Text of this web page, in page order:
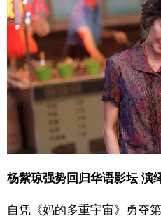
杨紫琼强势回归华语影坛 演
自凭《妈的多重宇宙》勇夺